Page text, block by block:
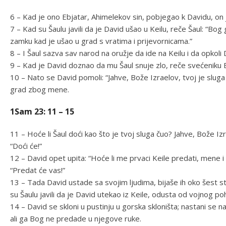
6 – Kad je ono Ebjatar, Ahimelekov sin, pobjegao k Davidu,
7 – Kad su Šaulu javili da je David ušao u Keilu, reče Šaul:
zamku kad je ušao u grad s vratima i prijevornicama.”
8 – I Šaul sazva sav narod na oružje da ide na Keilu i da opkoli
9 – Kad je David doznao da mu Šaul snuje zlo, reče svećeniku
10 – Nato se David pomoli: “Jahve, Bože Izraelov, tvoj je
grad zbog mene.
1Sam 23: 11 – 15
11 – Hoće li Šaul doći kao što je tvoj sluga čuo? Jahve, Bože
“Doći će!”
12 – David opet upita: “Hoće li me prvaci Keile predati, mene
“Predat će vas!”
13 – Tada David ustade sa svojim ljudima, bijaše ih oko šest
su Šaulu javili da je David utekao iz Keile, odusta od vojnog
14 – David se skloni u pustinju u gorska skloništa; nastani se
ali ga Bog ne predade u njegove ruke.